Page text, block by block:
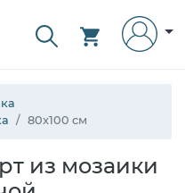
80x100 см
из мозаики